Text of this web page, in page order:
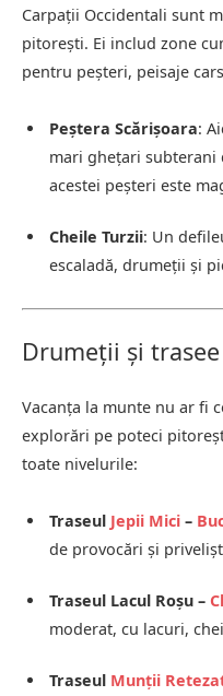
Carpații Occidentali sunt
pitorești. Ei includ zone
pentru peșteri, peisaje
Peștera Scărișoara:
mari ghețari subterani
acestei peșteri este
Cheile Turzii: Un
escaladă, drumeții și
Drumeții și
Vacanța la munte nu ar fi
explorări pe poteci
toate nivelurile:
Traseul Jepii Mici –
de provocări și
Traseul Lacul Roșu –
moderat, cu lacuri,
Traseul Munții